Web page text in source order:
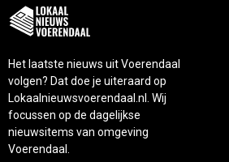
Het laatste nieuws uit Voerendaal
volgen? Dat doe je uiteraard op
Lokaalnieuwsvoerendaal.nl. Wij
focussen op de dagelijkse
nieuwsitems van omgeving
Voerendaal.